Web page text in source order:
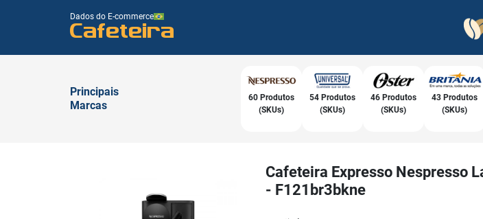
Dados do E-commerce
Cafeteira
Principais
Marcas
60 Produtos
(SKUs)
54 Produtos
(SKUs)
46 Produtos
(SKUs)
43 Produtos
(SKUs)
Cafeteira Expresso Nespresso
- F121br3bkne